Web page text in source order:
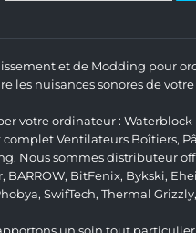
et de Modding pour
nuisances sonores de
votre ordinateur : Waterblock
completVentilateurs Boîtiers,
. Nous sommes distributeur
, BARROW, BitFenix, Bykski,
, SwifTech, Thermal Grizzly,